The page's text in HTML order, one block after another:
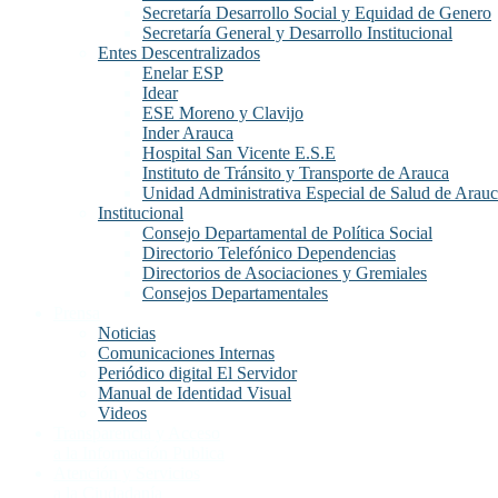
Secretaría Desarrollo Social y Equidad de Genero
Secretaría General y Desarrollo Institucional
Entes Descentralizados
Enelar ESP
Idear
ESE Moreno y Clavijo
Inder Arauca
Hospital San Vicente E.S.E
Instituto de Tránsito y Transporte de Arauca
Unidad Administrativa Especial de Salud de
Institucional
Consejo Departamental de Política Social
Directorio Telefónico Dependencias
Directorios de Asociaciones y Gremiales
Consejos Departamentales
Noticias
Comunicaciones Internas
Periódico digital El Servidor
Manual de Identidad Visual
Videos